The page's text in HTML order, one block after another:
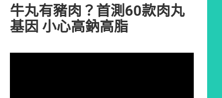
牛丸有豬肉？首測60款肉丸
基因 小心高鈉高脂